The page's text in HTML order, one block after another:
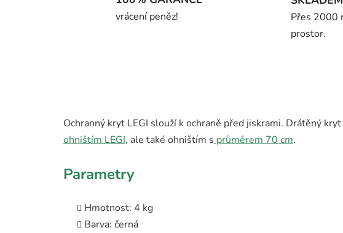
vrácení peněz!
Přes 2000
prostor.
Ochranný kryt LEGI slouží k ochraně před jiskrami. Drátěný kryt
ohništím LEGI, ale také ohništím s průměrem 70 cm.
Parametry
Hmotnost: 4 kg
Barva: černá